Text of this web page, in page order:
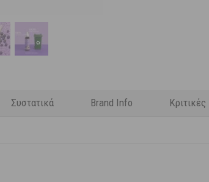
Συστατικά Brand Info Κριτικές